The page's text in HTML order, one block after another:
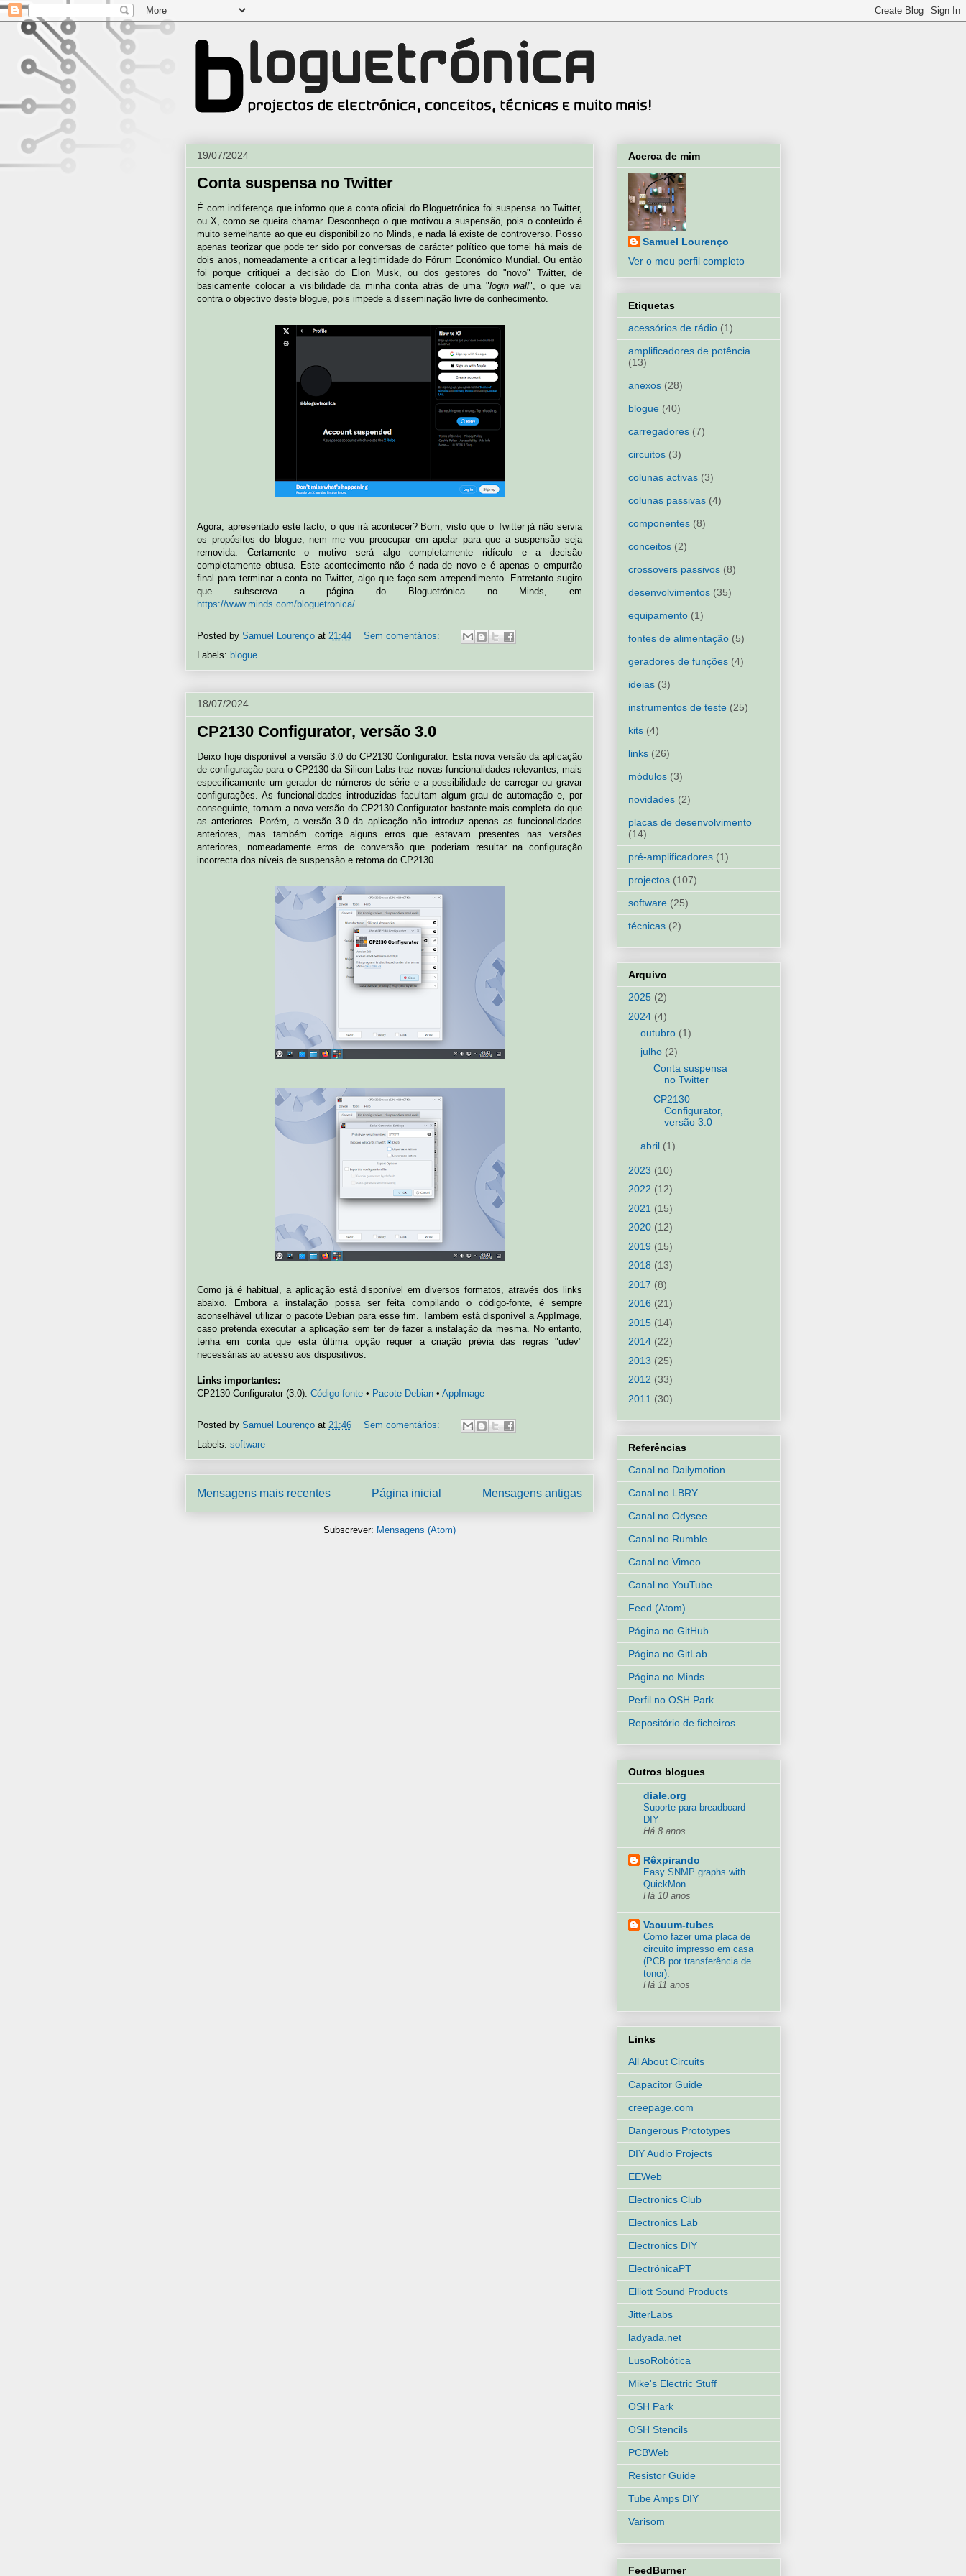
19/07/2024
Conta suspensa no Twitter
É com indiferença que informo que a conta oficial do Bloguetrónica foi suspensa no Twitter,
ou X, como se queira chamar. Desconheço o que motivou a suspensão, pois o conteúdo é
muito semelhante ao que eu disponibilizo no Minds, e nada lá existe de controverso. Posso
apenas teorizar que pode ter sido por conversas de carácter político que tomei há mais de
dois anos, nomeadamente a criticar a legitimidade do Fórum Económico Mundial. Ou então
foi porque critiquei a decisão do Elon Musk, ou dos gestores do "novo" Twitter, de
basicamente colocar a visibilidade da minha conta atrás de uma "login wall", o que vai
contra o objectivo deste blogue, pois impede a disseminação livre de conhecimento.
Agora, apresentado este facto, o que irá acontecer? Bom, visto que o Twitter já não servia
os propósitos do blogue, nem me vou preocupar em apelar para que a suspensão seja
removida. Certamente o motivo será algo completamente ridículo e a decisão
completamente obtusa. Este acontecimento não é nada de novo e é apenas o empurrão
final para terminar a conta no Twitter, algo que faço sem arrependimento. Entretanto sugiro
que subscreva a página do Bloguetrónica no Minds, em
https://www.minds.com/bloguetronica/.
Posted by Samuel Lourenço at 21:44
Sem comentários:
Labels: blogue
18/07/2024
CP2130 Configurator, versão 3.0
Deixo hoje disponível a versão 3.0 do CP2130 Configurator. Esta nova versão da aplicação
de configuração para o CP2130 da Silicon Labs traz novas funcionalidades relevantes, mais
especificamente um gerador de números de série e a possibilidade de carregar ou gravar
configurações. As funcionalidades introduzidas facultam algum grau de automação e, por
conseguinte, tornam a nova versão do CP2130 Configurator bastante mais completa do que
as anteriores. Porém, a versão 3.0 da aplicação não introduz apenas as funcionalidades
anteriores, mas também corrige alguns erros que estavam presentes nas versões
anteriores, nomeadamente erros de conversão que poderiam resultar na configuração
incorrecta dos níveis de suspensão e retoma do CP2130.
Como já é habitual, a aplicação está disponível em diversos formatos, através dos links
abaixo. Embora a instalação possa ser feita compilando o código-fonte, é sempre
aconselhável utilizar o pacote Debian para esse fim. Também está disponível a AppImage,
caso pretenda executar a aplicação sem ter de fazer a instalação da mesma. No entanto,
tenha em conta que esta última opção requer a criação prévia das regras "udev"
necessárias ao acesso aos dispositivos.
Links importantes:
CP2130 Configurator (3.0): Código-fonte • Pacote Debian • AppImage
Posted by Samuel Lourenço at 21:46
Sem comentários:
Labels: software
Mensagens mais recentes Mensagens antigas
Página inicial
Subscrever: Mensagens (Atom)
Acerca de mim
Samuel Lourenço
Ver o meu perfil completo
Etiquetas
acessórios de rádio (1)
amplificadores de potência
(13)
anexos (28)
blogue (40)
carregadores (7)
circuitos (3)
colunas activas (3)
colunas passivas (4)
componentes (8)
conceitos (2)
crossovers passivos (8)
desenvolvimentos (35)
equipamento (1)
fontes de alimentação (5)
geradores de funções (4)
ideias (3)
instrumentos de teste (25)
kits (4)
links (26)
módulos (3)
novidades (2)
placas de desenvolvimento
(14)
pré-amplificadores (1)
projectos (107)
software (25)
técnicas (2)
Arquivo
2025 (2)
2024 (4)
outubro (1)
julho (2)
Conta suspensa
no Twitter
CP2130
Configurator,
versão 3.0
abril (1)
2023 (10)
2022 (12)
2021 (15)
2020 (12)
2019 (15)
2018 (13)
2017 (8)
2016 (21)
2015 (14)
2014 (22)
2013 (25)
2012 (33)
2011 (30)
Referências
Canal no Dailymotion
Canal no LBRY
Canal no Odysee
Canal no Rumble
Canal no Vimeo
Canal no YouTube
Feed (Atom)
Página no GitHub
Página no GitLab
Página no Minds
Perfil no OSH Park
Repositório de ficheiros
Outros blogues
diale.org
Suporte para breadboard
DIY
Há 8 anos
Rêxpirando
Easy SNMP graphs with
QuickMon
Há 10 anos
Vacuum-tubes
Como fazer uma placa de
circuito impresso em casa
(PCB por transferência de
toner).
Há 11 anos
Links
All About Circuits
Capacitor Guide
creepage.com
Dangerous Prototypes
DIY Audio Projects
EEWeb
Electronics Club
Electronics Lab
Electronics DIY
ElectrónicaPT
Elliott Sound Products
JitterLabs
ladyada.net
LusoRobótica
Mike's Electric Stuff
OSH Park
OSH Stencils
PCBWeb
Resistor Guide
Tube Amps DIY
Varisom
FeedBurner